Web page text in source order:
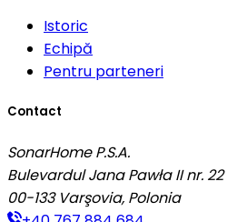
Istoric
Echipă
Pentru parteneri
Contact
SonarHome P.S.A.
Bulevardul Jana Pawła II nr. 22
00-133 Varşovia, Polonia